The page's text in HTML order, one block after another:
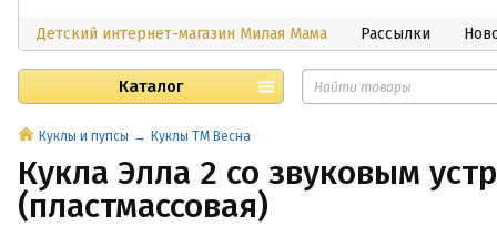
Детский интернет-магазин Милая Мама Рассылки
Каталог
Куклы и пупсы Куклы ТМ Весна
Кукла Элла 2 со звуковым
(пластмассовая)